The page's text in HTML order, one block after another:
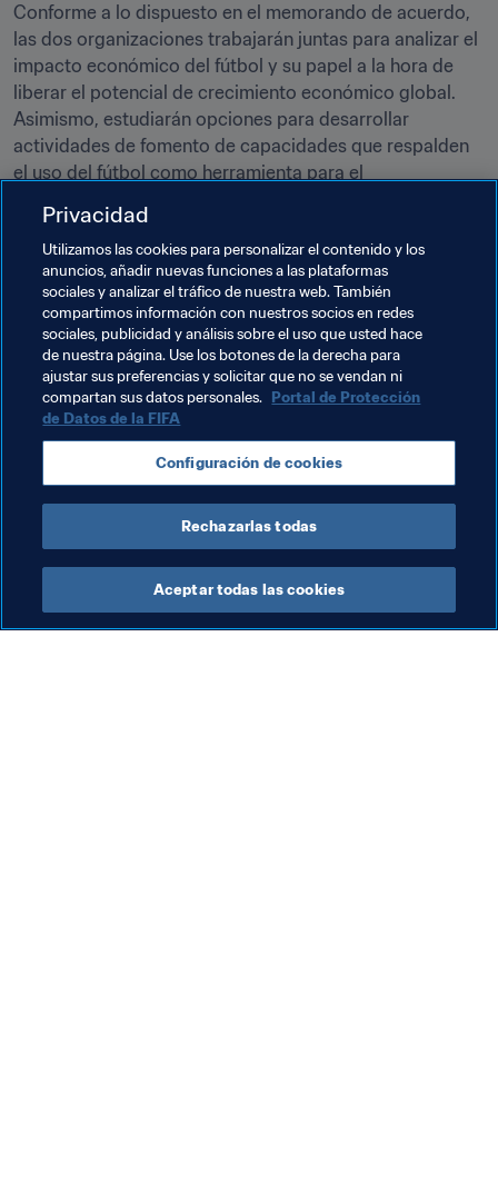
Conforme a lo dispuesto en el memorando de acuerdo,
las dos organizaciones trabajarán juntas para analizar el
impacto económico del fútbol y su papel a la hora de
liberar el potencial de crecimiento económico global.
Asimismo, estudiarán opciones para desarrollar
actividades de fomento de capacidades que respalden
el uso del fútbol como herramienta para el
Temas relacionados
Presidente de la FIFA Organización
Organización
Privacidad
Utilizamos las cookies para personalizar el contenido y los
anuncios, añadir nuevas funciones a las plataformas
sociales y analizar el tráfico de nuestra web. También
compartimos información con nuestros socios en redes
sociales, publicidad y análisis sobre el uso que usted hace
de nuestra página. Use los botones de la derecha para
ajustar sus preferencias y solicitar que no se vendan ni
compartan sus datos personales. Portal de Protección
de Datos de la FIFA
Configuración de cookies
Rechazarlas todas
Aceptar todas las cookies